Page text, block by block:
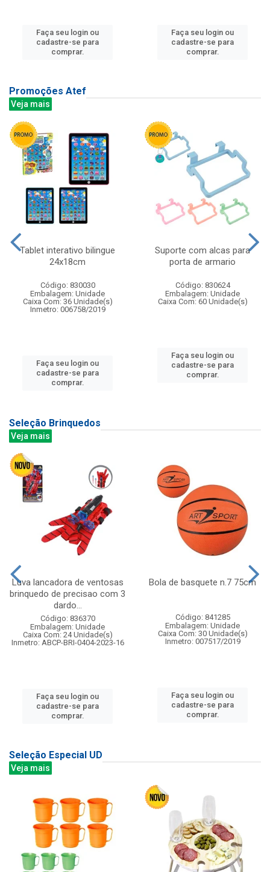
Faça seu login ou
cadastre-se para
comprar.
Faça seu login ou
cadastre-se para
comprar.
Promoções Atef
Veja mais
Tablet interativo bilingue
24x18cm
Código: 830030
Embalagem: Unidade
Caixa Com: 36 Unidade(s)
Inmetro: 006758/2019
Faça seu login ou
cadastre-se para
comprar.
Suporte com alcas para
porta de armario
Código: 830624
Embalagem: Unidade
Caixa Com: 60 Unidade(s)
Faça seu login ou
cadastre-se para
comprar.
Seleção Brinquedos
Veja mais
Luva lancadora de ventosas
brinquedo de precisao com 3
dardo...
Código: 836370
Embalagem: Unidade
Caixa Com: 24 Unidade(s)
Inmetro: ABCP-BRI-0404-2023-16
Faça seu login ou
cadastre-se para
comprar.
Bola de basquete n.7 75cm
Código: 841285
Embalagem: Unidade
Caixa Com: 30 Unidade(s)
Inmetro: 007517/2019
Faça seu login ou
cadastre-se para
comprar.
Seleção Especial UD
Veja mais